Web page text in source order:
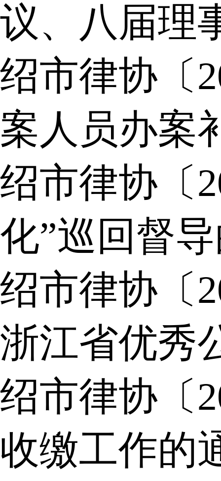
议、八届理
绍市律协〔
案人员办案
绍市律协〔
化”巡回督
绍市律协〔
浙江省优秀
绍市律协〔
收缴工作的